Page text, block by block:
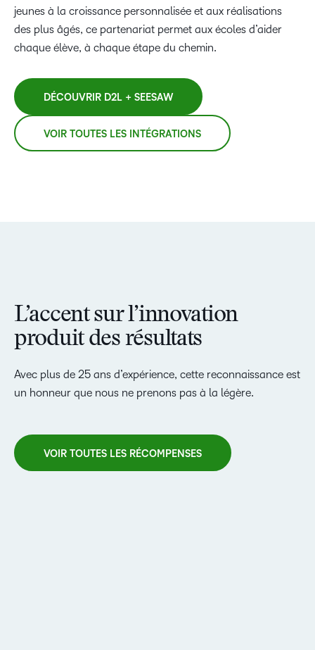
jeunes à la croissance personnalisée et aux réalisations
des plus âgés, ce partenariat permet aux écoles d’aider
chaque élève, à chaque étape du chemin.
DÉCOUVRIR D2L + SEESAW
VOIR TOUTES LES INTÉGRATIONS
L’accent sur l’innovation
produit des résultats
Avec plus de 25 ans d’expérience, cette reconnaissance est
un honneur que nous ne prenons pas à la légère.
VOIR TOUTES LES RÉCOMPENSES